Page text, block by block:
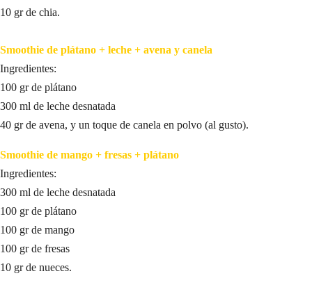
10 gr de chia.
Smoothie de plátano + leche + avena y canela
Ingredientes:
100 gr de plátano
300 ml de leche desnatada
40 gr de avena, y un toque de canela en polvo (al gusto).
Smoothie de mango + fresas + plátano
Ingredientes:
300 ml de leche desnatada
100 gr de plátano
100 gr de mango
100 gr de fresas
10 gr de nueces.